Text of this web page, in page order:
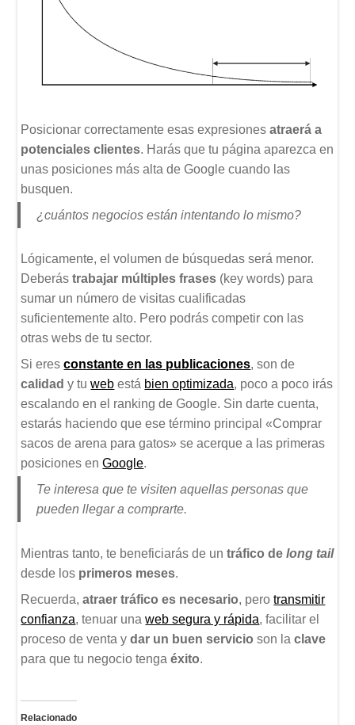
Posicionar correctamente esas expresiones atraerá a
potenciales clientes. Harás que tu página aparezca en
unas posiciones más alta de Google cuando las
busquen.
¿cuántos negocios están intentando lo mismo?
Lógicamente, el volumen de búsquedas será menor.
Deberástrabajar múltiples frases (key words) para
sumar un número de visitas cualificadas
suficientemente alto. Pero podrás competir con las
otras webs de tu sector.
Si eresconstante en las publicaciones, son de
calidad y tuweb está bien optimizada, poco a poco irás
escalando en el ranking de Google. Sin darte cuenta,
estarás haciendo que ese término principal «Comprar
sacos de arena para gatos» se acerque a las primeras
posiciones enGoogle.
Te interesa que te visiten aquellas personas que
pueden llegar a comprarte.
Mientras tanto, te beneficiarás de untráfico delong tail
desde los primeros meses.
Recuerda,atraer tráfico es necesario, perotransmitir
confianza, tenuar unaweb segura y rápida, facilitar el
proceso de venta ydar un buen servicio son laclave
para que tu negocio tengaéxito.
Relacionado